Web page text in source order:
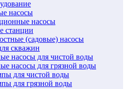
насосы
насосы
станции
(садовые) насосы
скважин
насосы для чистой воды
насосы для грязной воды
для чистой воды
для грязной воды